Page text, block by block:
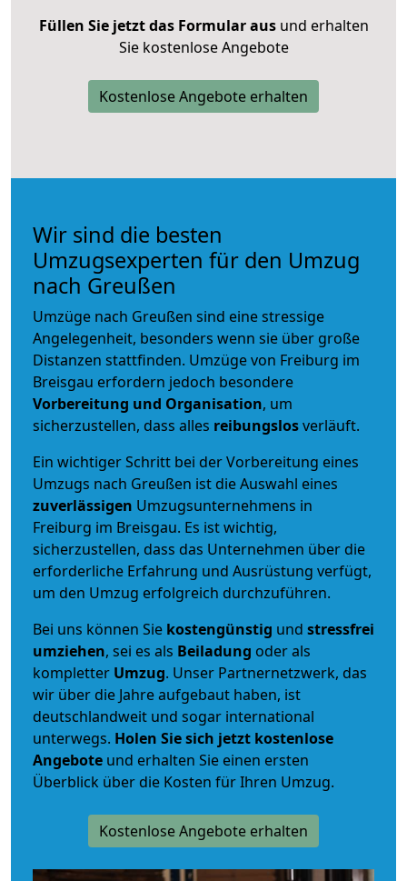
Füllen Sie jetzt das Formular ausund erhalten
Sie kostenlose Angebote
Kostenlose Angebote erhalten
Wir sind die besten
Umzugsexperten für den Umzug
nach Greußen
Umzüge nach Greußen sind eine stressige
Angelegenheit, besonders wenn sie über große
Distanzen stattfinden. Umzüge von Freiburg im
Breisgau erfordern jedoch besondere
Vorbereitung und Organisation, um
sicherzustellen, dass alles reibungslosverläuft.
Ein wichtiger Schritt bei der Vorbereitung eines
Umzugs nach Greußen ist die Auswahl eines
zuverlässigen Umzugsunternehmens in
Freiburg im Breisgau. Es ist wichtig,
sicherzustellen, dass das Unternehmen über die
erforderliche Erfahrung und Ausrüstung verfügt,
um den Umzug erfolgreich durchzuführen.
Bei uns können Sie kostengünstig und stressfrei
umziehen, sei es als Beiladung oder als
kompletter Umzug. Unser Partnernetzwerk, das
wir über die Jahre aufgebaut haben, ist
deutschlandweit und sogar international
unterwegs. Holen Sie sich jetzt kostenlose
Angebote und erhalten Sie einen ersten
Überblick über die Kosten für Ihren Umzug.
Kostenlose Angebote erhalten